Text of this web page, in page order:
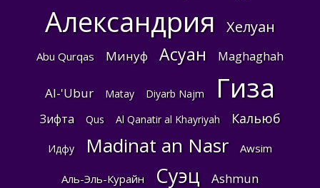
Александрия Хелуан
Abu Qurqas Минуф Асуан Maghaghah
Al-'Ubur Matay Diyarb Najm Гиза
Зифта Qus Al Qanatir al Khayriyah Кальюб
Идфу Madinat an Nasr Awsim
Аль-Эль-Курайн Суэц Ashmun